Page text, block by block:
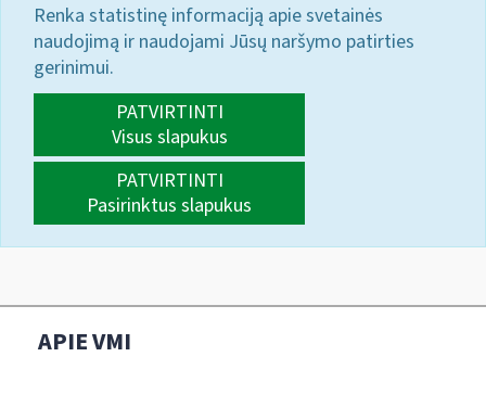
Renka statistinę informaciją apie svetainės
naudojimą ir naudojami Jūsų naršymo patirties
gerinimui.
PATVIRTINTI
Visus slapukus
PATVIRTINTI
Pasirinktus slapukus
APIE VMI